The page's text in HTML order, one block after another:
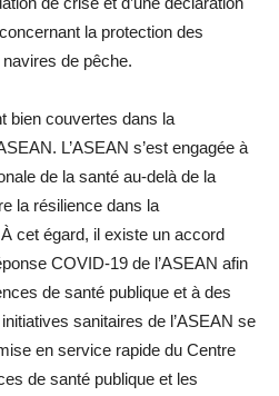
la protection des
de pêche.
bien couvertes dans la
L’ASEAN s’est engagée à
de la santé au-delà de la
la résilience dans la
cet égard, il existe un accord
COVID-19 de l’ASEAN afin
de santé publique et à des
sanitaires de l’ASEAN se
en service rapide du Centre
de santé publique et les